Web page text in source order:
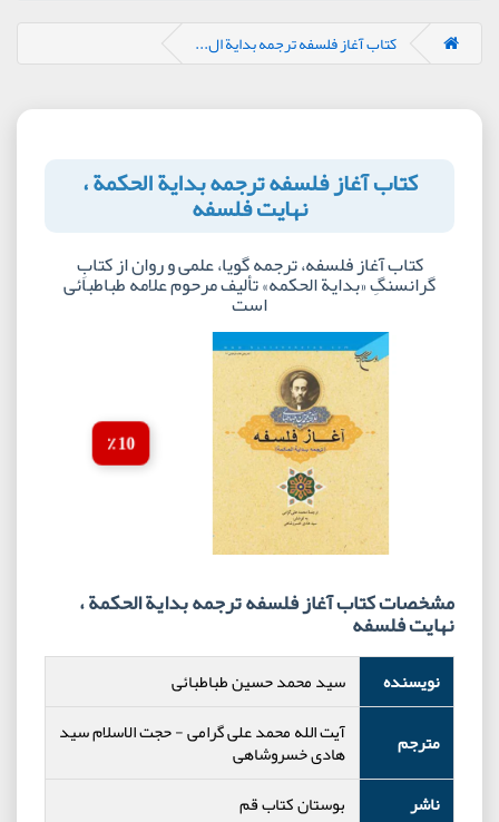
کتاب آغاز فلسفه ترجمه بدایة ال...
کتاب آغاز فلسفه ترجمه بدایة الحکمة ،
نهایت فلسفه
کتاب آغاز فلسفه، ترجمه گویا، علمى و روان از کتابِ
گران‏سنگِ «بدایة الحکمه» تألیف مرحوم علامه طباطبائى
است
10 ٪
مشخصات کتاب آغاز فلسفه ترجمه بدایة الحکمة ،
نهایت فلسفه
نویسنده
سید محمد حسین طباطبائی
مترجم
آیت الله محمد علی گرامی-حجت الاسلام سید
هادی خسروشاهی
ناشر
بوستان کتاب قم